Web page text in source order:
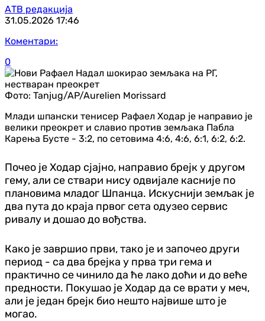
АТВ редакција
31.05.2026 17:46
Коментари:
0
Фото: Tanjug/AP/Aurelien Morissard
Млади шпански тенисер Рафаел Ходар је направио је
велики преокрет и славио против земљака Пабла
Карења Бусте - 3:2, по сетовима 4:6, 4:6, 6:1, 6:2, 6:2.
Почео је Ходар сјајно, направио брејк у другом
гему, али се ствари нису одвијале касније по
плановима младог Шпанца. Искуснији земљак је
два пута до краја првог сета одузео сервис
ривалу и дошао до вођства.
Како је завршио први, тако је и започео други
период - са два брејка у прва три гема и
практично се чинило да ће лако доћи и до веће
предности. Покушао је Ходар да се врати у меч,
али је један брејк био нешто највише што је
могао.